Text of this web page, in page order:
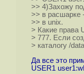
>> 4)Захожу
>> в расшарке
>> в unix.
> Какие права
> 777. Если
> каталогу /
Да все это
USER1